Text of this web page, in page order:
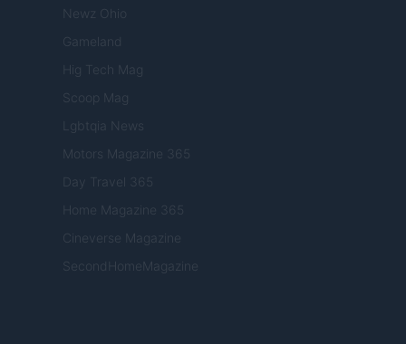
Newz Ohio
Gameland
Hig Tech Mag
Scoop Mag
Lgbtqia News
Motors Magazine 365
Day Travel 365
Home Magazine 365
Cineverse Magazine
SecondHomeMagazine